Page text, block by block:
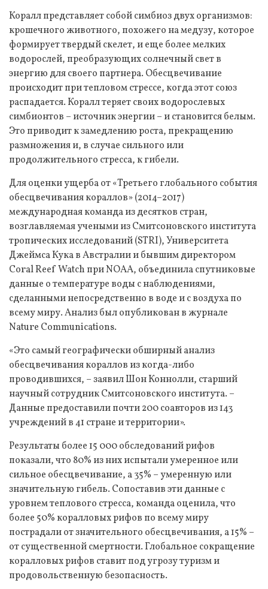
Коралл представляет собой симбиоз двух организмов:
крошечного животного, похожего на медузу, которое
формирует твердый скелет, и еще более мелких
водорослей, преобразующих солнечный свет в
энергию для своего партнера. Обесцвечивание
происходит при тепловом стрессе, когда этот союз
распадается. Коралл теряет своих водорослевых
симбионтов – источник энергии – и становится белым.
Это приводит к замедлению роста, прекращению
размножения и, в случае сильного или
продолжительного стресса, к гибели.
Для оценки ущерба от «Третьего глобального события
обесцвечивания кораллов» (2014–2017)
международная команда из десятков стран,
возглавляемая учеными из Смитсоновского института
тропических исследований (STRI), Университета
Джеймса Кука в Австралии и бывшим директором
Coral Reef Watch при NOAA, объединила спутниковые
данные о температуре воды с наблюдениями,
сделанными непосредственно в воде и с воздуха по
всему миру. Анализ был опубликован в журнале
Nature Communications.
«Это самый географически обширный анализ
обесцвечивания кораллов из когда-либо
проводившихся, – заявил Шон Коннолли, старший
научный сотрудник Смитсоновского института. –
Данные предоставили почти 200 соавторов из 143
учреждений в 41 стране и территории».
Результаты более 15 000 обследований рифов
показали, что 80% из них испытали умеренное или
сильное обесцвечивание, а 35% – умеренную или
значительную гибель. Сопоставив эти данные с
уровнем теплового стресса, команда оценила, что
более 50% коралловых рифов по всему миру
пострадали от значительного обесцвечивания, а 15% –
от существенной смертности. Глобальное сокращение
коралловых рифов ставит под угрозу туризм и
продовольственную безопасность.